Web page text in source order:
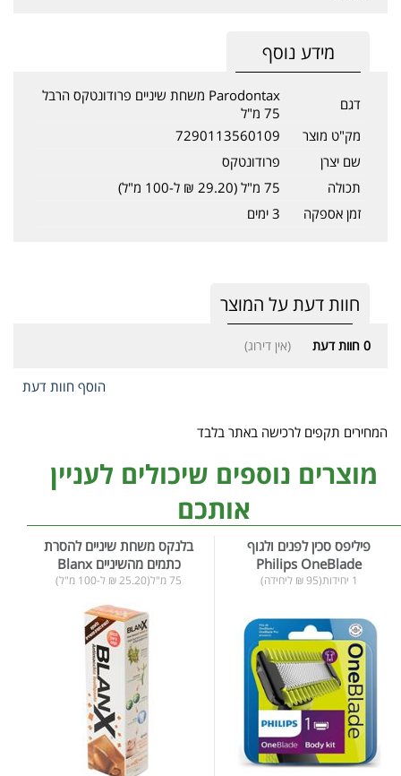
מידע נוסף
דגם
Parodontax משחת שיניים פרודונטקס הרבל
75 מ"ל
מק"ט מוצר
7290113560109
שם יצרן
פרודונטקס
תכולה
75 מ"ל (29.20 ₪ ל-100 מ"ל)
זמן אספקה
3 ימים
חוות דעת על המוצר
0 חוות דעת (אין דירוג)
הוסף חוות דעת
המחירים תקפים לרכישה באתר בלבד
מוצרים נוספים שיכולים לעניין
אותכם
פיליפס סכין לפנים ולגוף
Philips OneBlade
1 יחידות(95 ₪ ליחידה)
בלנקס משחת שיניים להסרת
כתמים מהשיניים Blanx
75 מ"ל(25.20 ₪ ל-100 מ"ל)